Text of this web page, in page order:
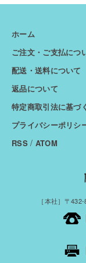
ホーム
ご注文・ご支払につ
配送・送料について
返品について
特定商取引法に基づ
プライバシーポリシ
RSS/ ATOM
［本社］〒